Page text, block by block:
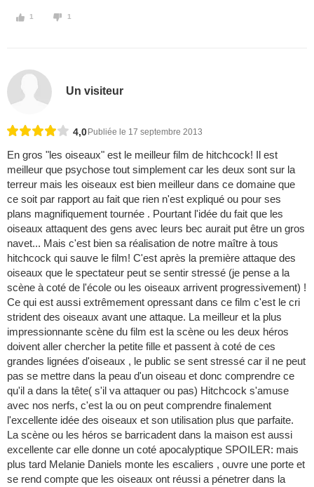
1 1
Un visiteur
4,0 Publiée le 17 septembre 2013
En gros "les oiseaux" est le meilleur film de hitchcock! Il est
meilleur que psychose tout simplement car les deux sont sur la
terreur mais les oiseaux est bien meilleur dans ce domaine que
ce soit par rapport au fait que rien n'est expliqué ou pour ses
plans magnifiquement tournée . Pourtant l'idée du fait que les
oiseaux attaquent des gens avec leurs bec aurait put être un gros
navet... Mais c'est bien sa réalisation de notre maître à tous
hitchcock qui sauve le film! C'est après la première attaque des
oiseaux que le spectateur peut se sentir stressé (je pense a la
scène à coté de l'école ou les oiseaux arrivent progressivement) !
Ce qui est aussi extrêmement opressant dans ce film c'est le cri
strident des oiseaux avant une attaque. La meilleur et la plus
impressionnante scène du film est la scène ou les deux héros
doivent aller chercher la petite fille et passent à coté de ces
grandes lignées d'oiseaux , le public se sent stressé car il ne peut
pas se mettre dans la peau d'un oiseau et donc comprendre ce
qu'il a dans la tête( s'il va attaquer ou pas) Hitchcock s'amuse
avec nos nerfs, c'est la ou on peut comprendre finalement
l'excellente idée des oiseaux et son utilisation plus que parfaite.
La scène ou les héros se barricadent dans la maison est aussi
excellente car elle donne un coté apocalyptique SPOILER: mais
plus tard Melanie Daniels monte les escaliers , ouvre une porte et
se rend compte que les oiseaux ont réussi a pénetrer dans la